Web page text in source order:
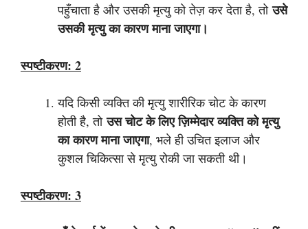
पहुँचाता है और उसकी मृत्यु को तेज़ कर देता है, तोउसे
उसकी मृत्यु का कारण माना जाएगा।
स्पष्टीकरण: 2
यदि किसी व्यक्ति की मृत्यु शारीरिक चोट के कारण
होती है, तोउस चोट के लिए ज़िम्मेदार व्यक्ति को मृत्यु
का कारण माना जाएगा, भले ही उचित इलाज और
कुशल चिकित्सा से मृत्यु रोकी जा सकती थी।
स्पष्टीकरण: 3